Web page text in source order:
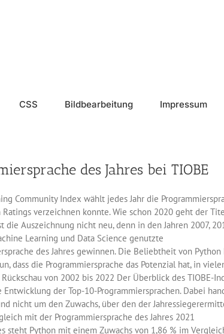
CSS Bildbearbeitung Impressum
des Jahres bei TIOBE
Community Index wählt jedes Jahr die
verzeichnen konnte. Wie schon 2020 geht der
Auszeichnung nicht neu, denn in den Jahren 2007,
Learning und Data Science genutzte
des Jahres gewinnen. Die Beliebtheit von Python
dass die Programmiersprache das Potenzial hat, in
von 2002 bis 2022 Der Überblick des TIOBE-
der Top-10-Programmiersprachen. Dabei
nicht um den Zuwachs, über den der
mit der Programmiersprache des Jahres 2021
steht Python mit einem Zuwachs von 1,86 % im